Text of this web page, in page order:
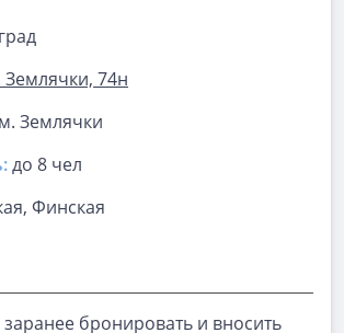
Землячки, 74н
Землячки
до 8 чел
Финская
бронировать и вносить